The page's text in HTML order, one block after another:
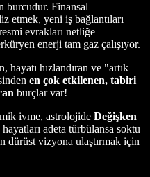
burcudur. Finansal
etmek, yeni iş bağlantıları
evrakları netliğe
enerji tam gaz çalışıyor.
hayatı hızlandıran ve "artık
en çok etkilenen, tabiri
burçlar var!
ivme, astrolojide Değişken
adeta türbülansa soktu
dürüst vizyona ulaştırmak için